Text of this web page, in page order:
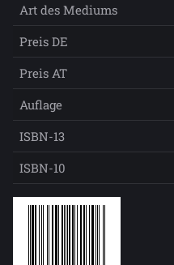
Art des Mediums
Preis DE
Preis AT
Auflage
ISBN-13
ISBN-10